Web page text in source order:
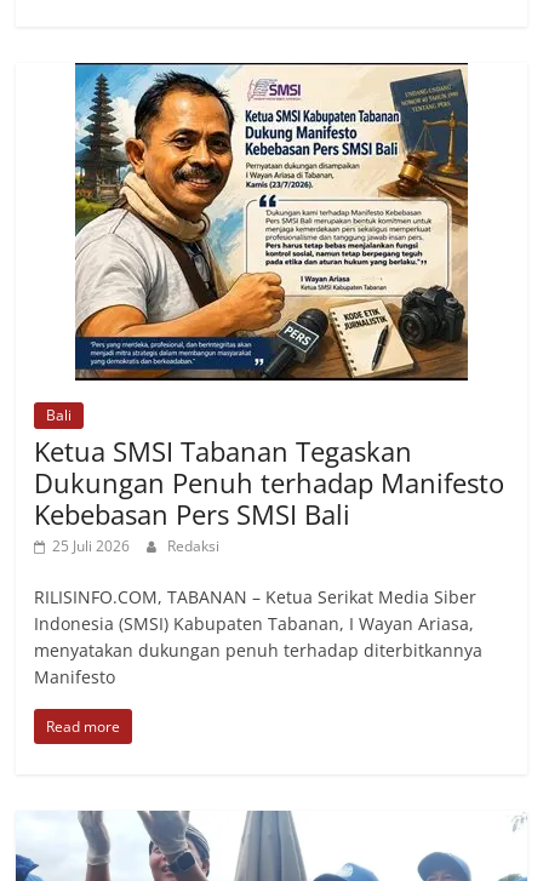
Bali
Ketua SMSI Tabanan Tegaskan
Dukungan Penuh terhadap Manifesto
Kebebasan Pers SMSI Bali
25 Juli 2026 Redaksi
RILISINFO.COM, TABANAN – Ketua Serikat Media Siber
Indonesia (SMSI) Kabupaten Tabanan, I Wayan Ariasa,
menyatakan dukungan penuh terhadap diterbitkannya
Manifesto
Read more